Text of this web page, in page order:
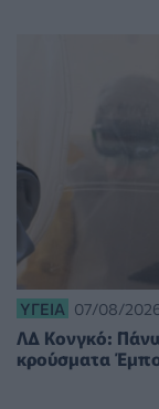
ΥΓΕΊΑ 07/08/
ΛΔ Κονγκό:
κρούσματα